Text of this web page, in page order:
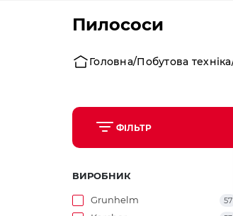
Пилососи
Головна Побутова техніка
ФІЛЬТР
ВИРОБНИК
Grunhelm 57